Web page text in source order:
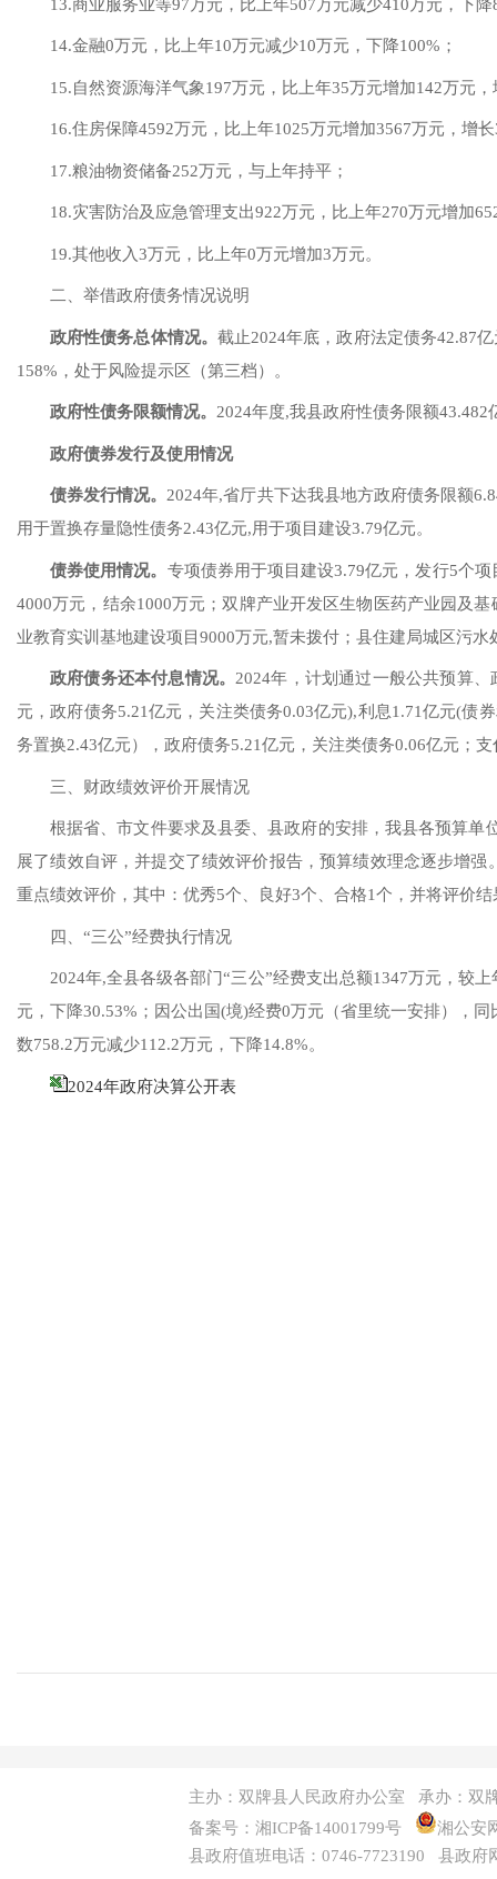
13.商业服务业等97万元，比上年507万元减少410万元，下降
14.金融0万元，比上年10万元减少10万元， 下降100%；
1 5.自然资源海洋气象197万元，比上年35万元增加142万元，
16.住房保障4592万元，比上年1025万元增加3567万元， 增长
1 7.粮油物资储备252万元， 与 上年持平 ；
18.灾害防治及应急管理支出922万元，比上年270万元增加
19.其他收入3万元，比上年0万元增加3万元。
二、举借政府债务情况说明
政府性债务总体情况。 截止2024年底，政府法定债务42.87
158%，处于风险提示区（第三档）。
政府性债务限额情况。 2024年度,我县政府性债务限额
政府债券发行及使用情况
债券发行情况。 2024年,省厅共下达我县地方政府债务限额
用于置换存量隐性债务2.43亿元,用于项目建设3.79亿元。
债券使用情况。 专项债券用于项目建设3.79亿元，发行5个
4000万元，结余1000万元；双牌产业开发区生物医药产业园及基
业教育实训基地建设项目9000万元,暂未拨付；县住建局城区污
政府债务还本付息情况。 2024年，计划通过一般公共预算
元，政府债务5.21亿元，关注类债务0.03亿元),利息1.71亿元(债
务置换2.43亿元），政府债务5.21亿元，关注类债务0.06亿元；
三、财政绩效评价开展情况
根据省、市文件要求及县委 、县政府的安排，我县各预算单
展了绩效自评，并提交了绩效评价报告，预算绩效理念逐步增强
重点绩效评价，其中：优秀5个、良好3个 合格1个，并将评价结
四、 “三公”经费执行情况
2024年,全县各级各部门“三公”经费支出总额1347万元，较上
元，下降30.53%；因公出国(境)经费0万元 （省里统一安排）
，同
数758.2万元减少112.2万元，下降14.8%。
2024年政府决算公开表